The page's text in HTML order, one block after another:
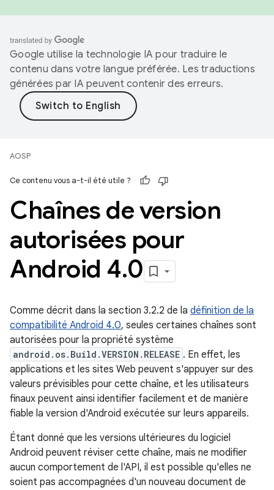
Google utilise la technologie IA pour traduire le
contenu dans votre langue préférée. Les traductions
générées par IA peuvent contenir des erreurs.
AOSP
Ce contenu vous a-t-il été utile ?
Chaînes de version
autorisées pour
Android 4.0
Comme décrit dans la section 3.2.2 de la définition de la
compatibilité Android 4.0, seules certaines chaînes sont
autorisées pour la propriété système
android.os.Build.VERSION.RELEASE . En effet, les
applications et les sites Web peuvent s'appuyer sur des
valeurs prévisibles pour cette chaîne, et les utilisateurs
finaux peuvent ainsi identifier facilement et de manière
fiable la version d'Android exécutée sur leurs appareils.
Étant donné que les versions ultérieures du logiciel
Android peuvent réviser cette chaîne, mais ne modifier
aucun comportement de l'API, il est possible qu'elles ne
soient pas accompagnées d'un nouveau document de